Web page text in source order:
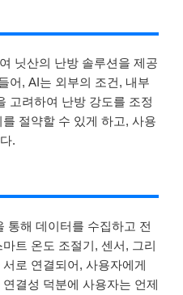
닛산의 난방 솔루션을 제공
어, AI는 외부의 조건, 내부
고려하여 난방 강도를 조정
절약할 수 있게 하고, 사용
.
통해 데이터를 수집하고 전
트 온도 조절기, 센서, 그리
로 연결되어, 사용자에게
결성 덕분에 사용자는 언제